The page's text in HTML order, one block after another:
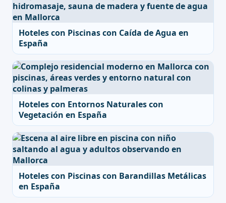
Hoteles con Piscinas con Caída de Agua en
España
Hoteles con Entornos Naturales con
Vegetación en España
Hoteles con Piscinas con Barandillas Metálicas
en España